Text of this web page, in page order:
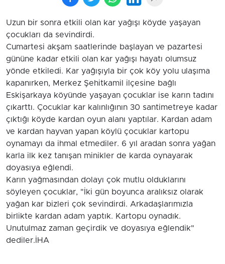
Uzun bir sonra etkili olan kar yağışı köyde yaşayan
çocukları da sevindirdi.
Cumartesi akşam saatlerinde başlayan ve pazartesi
gününe kadar etkili olan kar yağışı hayatı olumsuz
yönde etkiledi. Kar yağışıyla bir çok köy yolu ulaşıma
kapanırken, Merkez Şehitkamil ilçesine bağlı
Eskişarkaya köyünde yaşayan çocuklar ise karın tadını
çıkarttı. Çocuklar kar kalınlığının 30 santimetreye kadar
çıktığı köyde kardan oyun alanı yaptılar. Kardan adam
ve kardan hayvan yapan köylü çocuklar kartopu
oynamayı da ihmal etmediler. 6 yıl aradan sonra yağan
karla ilk kez tanışan minikler de karda oynayarak
doyasıya eğlendi.
Karın yağmasından dolayı çok mutlu olduklarını
söyleyen çocuklar, "İki gün boyunca aralıksız olarak
yağan kar bizleri çok sevindirdi. Arkadaşlarımızla
birlikte kardan adam yaptık. Kartopu oynadık.
Unutulmaz zaman geçirdik ve doyasıya eğlendik"
dediler.İHA